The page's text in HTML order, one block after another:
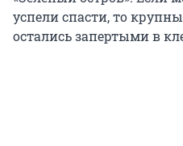
успели спасти, то
остались запертыми в